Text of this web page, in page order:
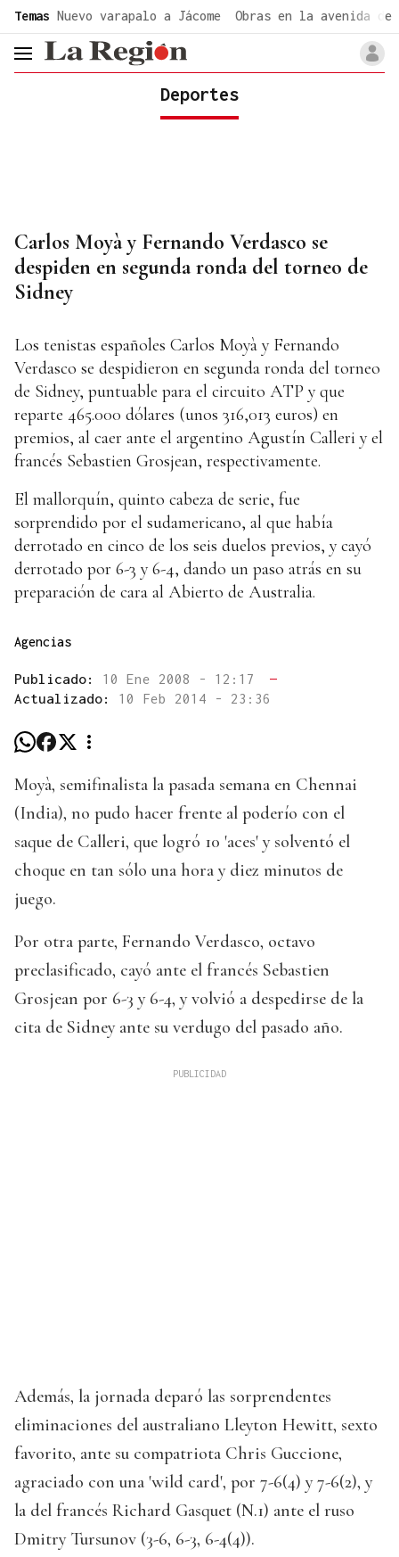
Temas Nuevo varapalo a Jácome Obras en la avenida de
header.menu.open
Deportes
Carlos Moyà y Fernando Verdasco se
despiden en segunda ronda del torneo de
Sidney
Los tenistas españoles Carlos Moyà y Fernando
Verdasco se despidieron en segunda ronda del torneo
de Sidney, puntuable para el circuito ATP y que
reparte 465.000 dólares (unos 316,013 euros) en
premios, al caer ante el argentino Agustín Calleri y el
francés Sebastien Grosjean, respectivamente.
El mallorquín, quinto cabeza de serie, fue
sorprendido por el sudamericano, al que había
derrotado en cinco de los seis duelos previos, y cayó
derrotado por 6-3 y 6-4, dando un paso atrás en su
preparación de cara al Abierto de Australia.
Agencias
Publicado: 10 Ene 2008 - 12:17
—
Actualizado: 10 Feb 2014 - 23:36
Moyà, semifinalista la pasada semana en Chennai
(India), no pudo hacer frente al poderío con el
saque de Calleri, que logró 10 'aces' y solventó el
choque en tan sólo una hora y diez minutos de
juego.
Por otra parte, Fernando Verdasco, octavo
preclasificado, cayó ante el francés Sebastien
Grosjean por 6-3 y 6-4, y volvió a despedirse de la
cita de Sidney ante su verdugo del pasado año.
Además, la jornada deparó las sorprendentes
eliminaciones del australiano Lleyton Hewitt, sexto
favorito, ante su compatriota Chris Guccione,
agraciado con una 'wild card', por 7-6(4) y 7-6(2), y
la del francés Richard Gasquet (N.1) ante el ruso
Dmitry Tursunov (3-6, 6-3, 6-4(4)).